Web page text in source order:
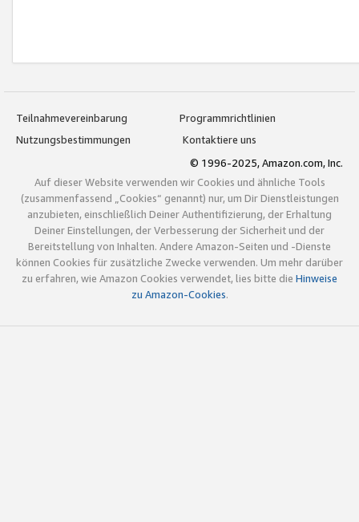
Teilnahmevereinbarung
Programmrichtlinien
Nutzungsbestimmungen
Kontaktiere uns
© 1996-2025, Amazon.com, Inc.
Auf dieser Website verwenden wir Cookies und ähnliche Tools
(zusammenfassend „Cookies“ genannt) nur, um Dir Dienstleistungen
anzubieten, einschließlich Deiner Authentifizierung, der Erhaltung
Deiner Einstellungen, der Verbesserung der Sicherheit und der
Bereitstellung von Inhalten. Andere Amazon-Seiten und -Dienste
können Cookies für zusätzliche Zwecke verwenden. Um mehr darüber
zu erfahren, wie Amazon Cookies verwendet, lies bitte die Hinweise
zu Amazon-Cookies.